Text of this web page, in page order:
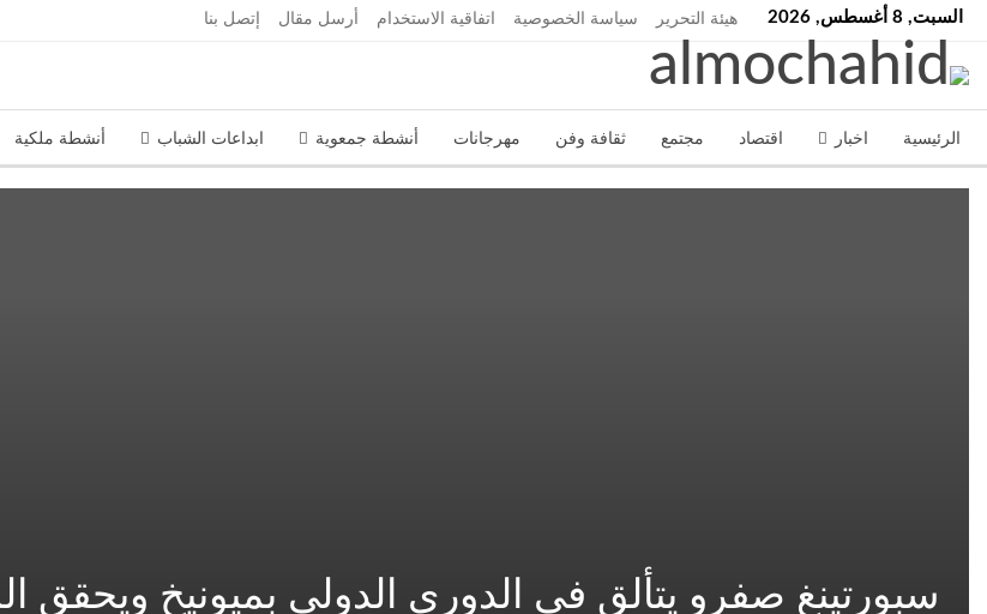
السبت, 8 أغسطس, 2026 هيئة التحرير سياسة الخصوصية اتفاقية الاستخدام أرسل مقال إتصل بنا
الرئيسية اخبار اقتصاد مجتمع ثقافة وفن مهرجانات أنشطة جمعوية ابداعات الشباب أنشطة ملكية
سبورتينغ صفرو يتألق في الدوري الدولي بميونيخ ويحقق